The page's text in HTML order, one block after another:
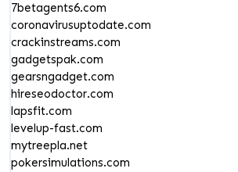
7betagents6.com
coronavirusuptodate.com
crackinstreams.com
gadgetspak.com
gearsngadget.com
hireseodoctor.com
lapsfit.com
levelup-fast.com
mytreepla.net
pokersimulations.com